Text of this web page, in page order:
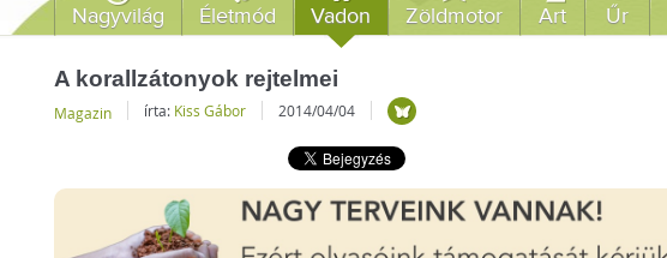
Nagyvilág Életmód Vadon Zöldmotor Art Űr
A korallzátonyok rejtelmei
Magazin írta: Kiss Gábor 2014/04/04